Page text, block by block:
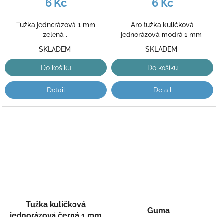
6 Kč
Tužka jednorázová 1 mm
zelená .
SKLADEM
Do košíku
Detail
6 Kč
Aro tužka kuličková
jednorázová modrá 1 mm
SKLADEM
Do košíku
Detail
Tužka kuličková
Guma